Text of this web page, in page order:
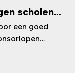
scholen
tot
een goed
leerling